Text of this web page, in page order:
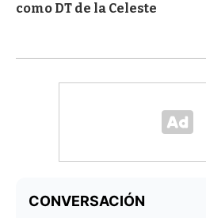
como DT de la Celeste